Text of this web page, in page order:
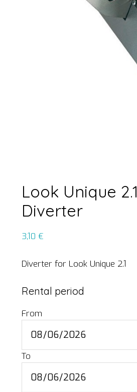
Look Unique 2.1
Diverter
3,10 €
Diverter for Look Unique 2.1
Rental period
From
To